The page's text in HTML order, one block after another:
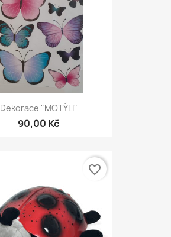
Dekorace "MOTÝLI"
90,00 Kč
favorite_border